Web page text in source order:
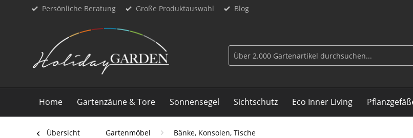
Persönliche Beratung Große Produktauswahl Blog
Home Gartenzäune & Tore Sonnensegel Sichtschutz Eco Inner Living
Übersicht Gartenmöbel Bänke, Konsolen, Tische